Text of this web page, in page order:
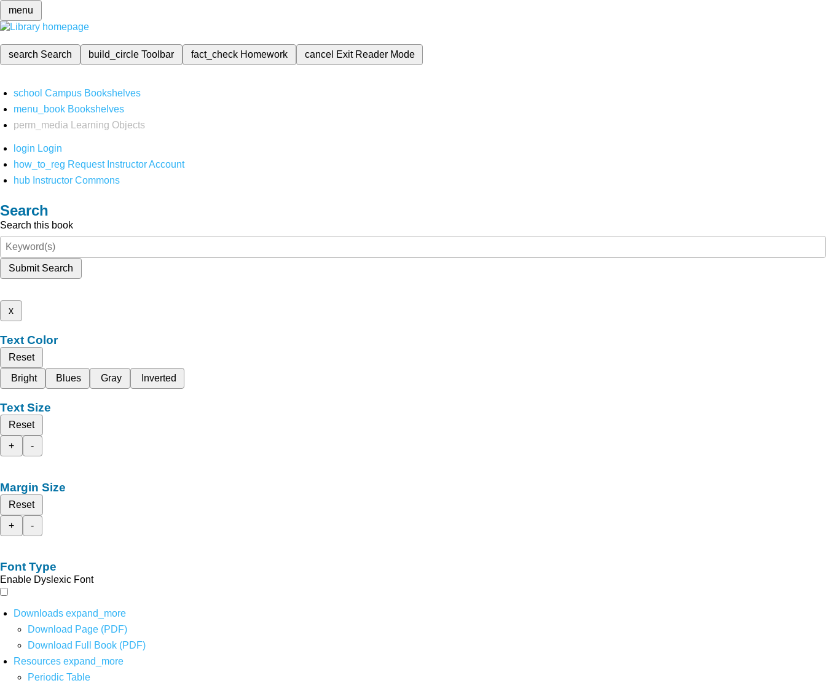
menu
search Search build_circleToolbar fact_check Homework cancel Exit Reader Mode
school Campus Bookshelves
menu_book Bookshelves
perm_media
Learning Objects
login Login
how_to_reg Request Instructor Account
hub Instructor Commons
Search
Search this book
Submit Search
x
Text Color
Reset
Bright
Blues Gray Inverted
Text Size
Reset
+
-
Margin Size
Reset
+
-
Font Type
Enable Dyslexic Font
Downloads expand_more
Download Page (PDF)
Download Full Book (PDF)
Resources expand_more
Periodic Table